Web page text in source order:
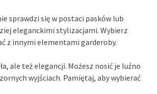
sprawdzi się w postaci pasków lub
eleganckimi stylizacjami. Wybierz
z innymi elementami garderoby.
ale też elegancji. Możesz nosić je luźno
wyjściach. Pamiętaj, aby wybierać